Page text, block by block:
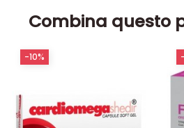
Combina questo
-10%